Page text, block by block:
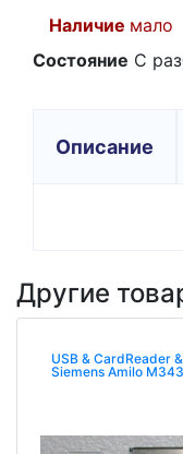
Наличие мало
Состояние С
Описание
Другие
USB & CardReader
Siemens Amilo